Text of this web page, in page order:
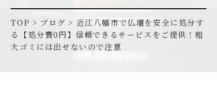
協力店募集について
お申し込み・お問い合わせ
0120-962-856
TOP > ブログ > 近江八幡市で仏壇を安全に処分す
る【処分費0円】信頼できるサービスをご提供！粗
大ゴミには出せないので注意